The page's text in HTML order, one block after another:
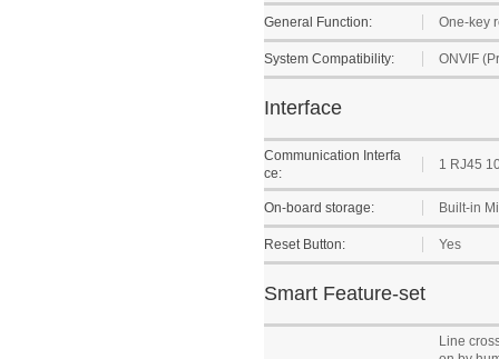
General Function: One-key
System Compatibility: ONVIF
Interface
Communication Interfa
ce:
1 RJ45
On-board storage: Built-in
Reset Button: Yes
Smart Feature-set
Line